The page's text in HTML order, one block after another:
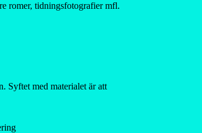
romer, tidningsfotografier mfl.
Syftet med materialet är att